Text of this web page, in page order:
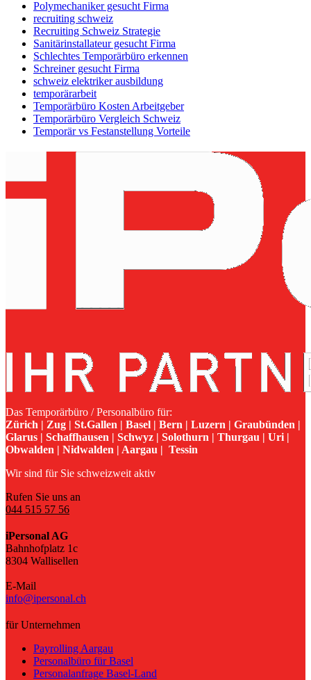
Polymechaniker gesucht Firma
recruiting schweiz
Recruiting Schweiz Strategie
Sanitärinstallateur gesucht Firma
Schlechtes Temporärbüro erkennen
Schreiner gesucht Firma
schweiz elektriker ausbildung
temporärarbeit
Temporärbüro Kosten Arbeitgeber
Temporärbüro Vergleich Schweiz
Temporär vs Festanstellung Vorteile
Das Temporärbüro / Personalbüro für:
Zürich | Zug | St.Gallen | Basel | Bern | Luzern | Graubünden |
Glarus | Schaffhausen | Schwyz | Solothurn | Thurgau | Uri |
Obwalden | Nidwalden | Aargau | Tessin
Wir sind für Sie schweizweit aktiv
Rufen Sie uns an
044 515 57 56
iPersonal AG
Bahnhofplatz 1c
8304 Wallisellen
E-Mail
info@ipersonal.ch
für Unternehmen
Payrolling Aargau
Personalbüro für Basel
Personalanfrage Basel-Land